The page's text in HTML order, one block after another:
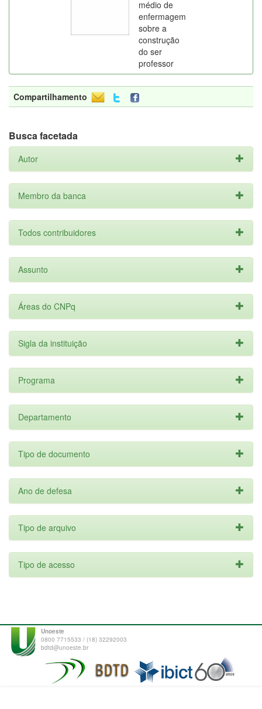
médio de
enfermagem
sobre a
construção
do ser
professor
Compartilhamento
Busca facetada
Autor
Membro da banca
Todos contribuidores
Assunto
Áreas do CNPq
Sigla da instituição
Programa
Departamento
Tipo de documento
Ano de defesa
Tipo de arquivo
Tipo de acesso
Unoeste
0800 7715533 / (18) 32292003
bdtd@unoeste.br